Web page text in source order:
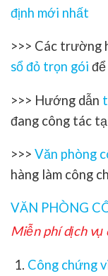
định mới nhất
>>> Các trường
sổ đỏ trọn gói
>>> Hướng dẫn
đang công tác
>>> Văn phòng
hàng làm công
VĂN PHÒNG
Miễn phí dịch vụ
Công chứng